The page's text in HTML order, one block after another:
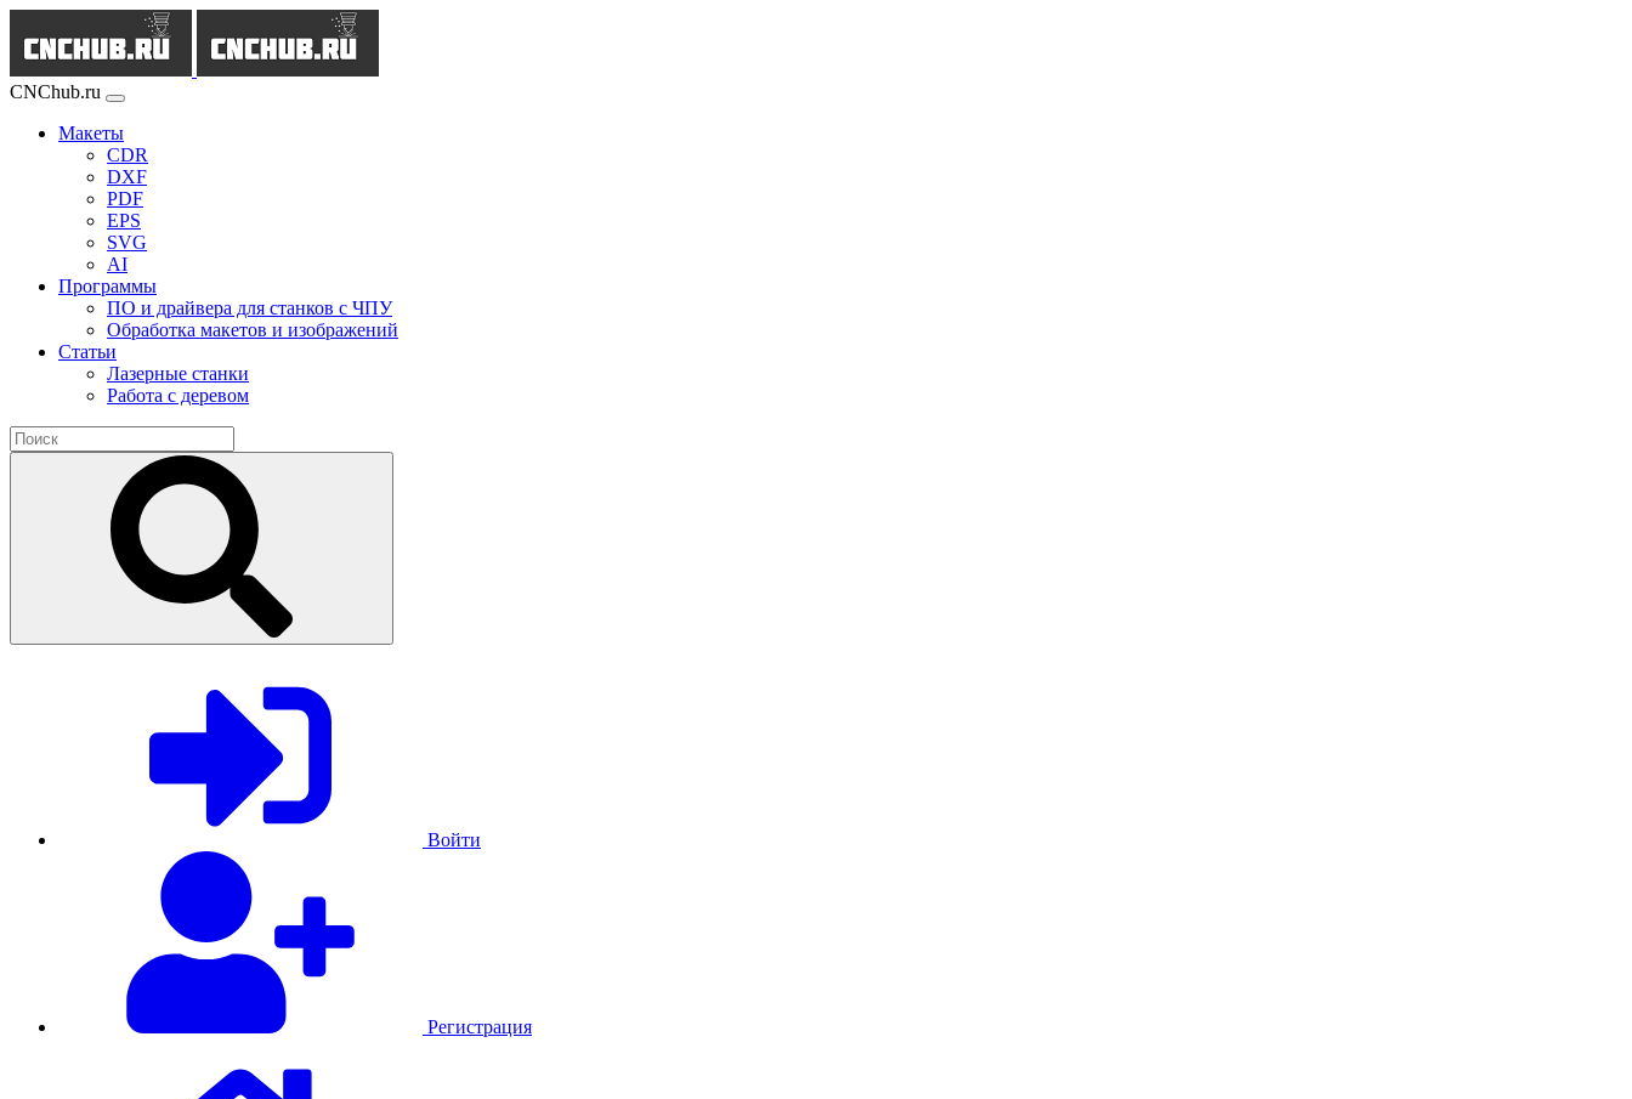
CNChub.ru
Макеты
CDR
DXF
PDF
EPS
SVG
AI
Программы
ПО и драйвера для станков с ЧПУ
Обработка макетов и изображений
Статьи
Лазерные станки
Работа с деревом
Войти
Регистрация